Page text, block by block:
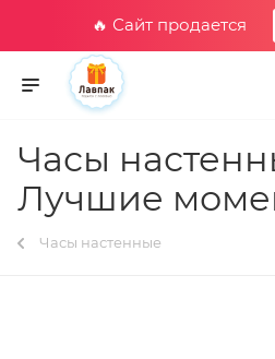
🔥 Сайт продается
Часы
Лучшие
Часы настенные